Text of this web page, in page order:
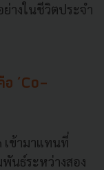
างในชีวิตประจำ
อ ‘Co-
เข้ามาแทนที่
นธ์ระหว่างสอง